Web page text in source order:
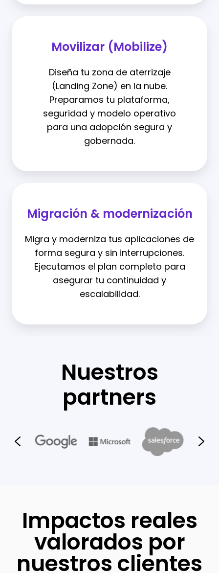
Movilizar (Mobilize)
Diseña tu zona de aterrizaje
(Landing Zone) en la nube.
Preparamos tu plataforma,
seguridad y modelo operativo
para una adopción segura y
gobernada.
Migración & modernización
Migra y moderniza tus aplicaciones de
forma segura y sin interrupciones.
Ejecutamos el plan completo para
asegurar tu continuidad y
escalabilidad.
Nuestros
partners
Impactos reales
valorados por
nuestros clientes